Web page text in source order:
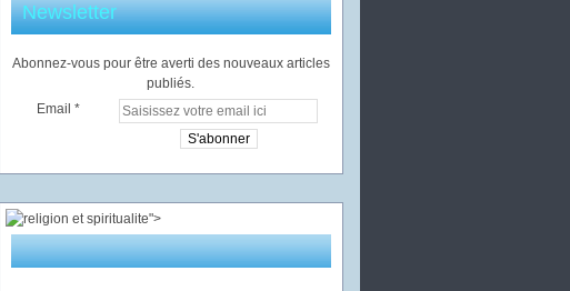
Newsletter
Abonnez-vous pour être averti des nouveaux articles
publiés.
Email
">